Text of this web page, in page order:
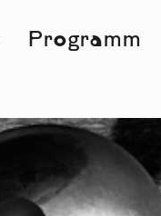
Programm